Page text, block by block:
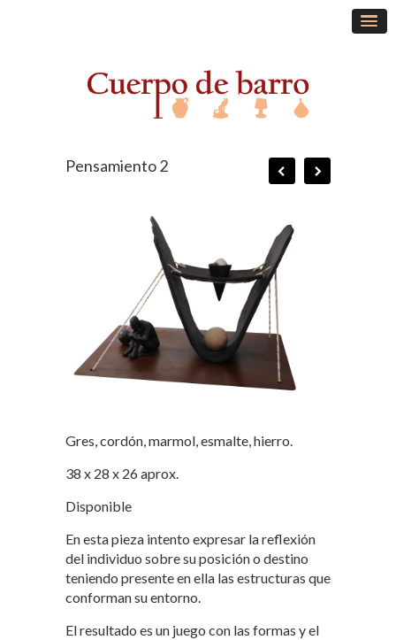
Pensamiento 2
Gres, cordón, marmol, esmalte, hierro.
38 x 28 x 26 aprox.
Disponible
En esta pieza intento expresar la reflexión
del individuo sobre su posición o destino
teniendo presente en ella las estructuras que
conforman su entorno.
El resultado es un juego con las formas y el